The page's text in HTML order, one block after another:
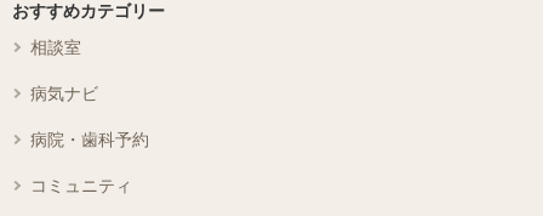
おすすめカテゴリー
相談室
病気ナビ
病院・歯科予約
コミュニティ